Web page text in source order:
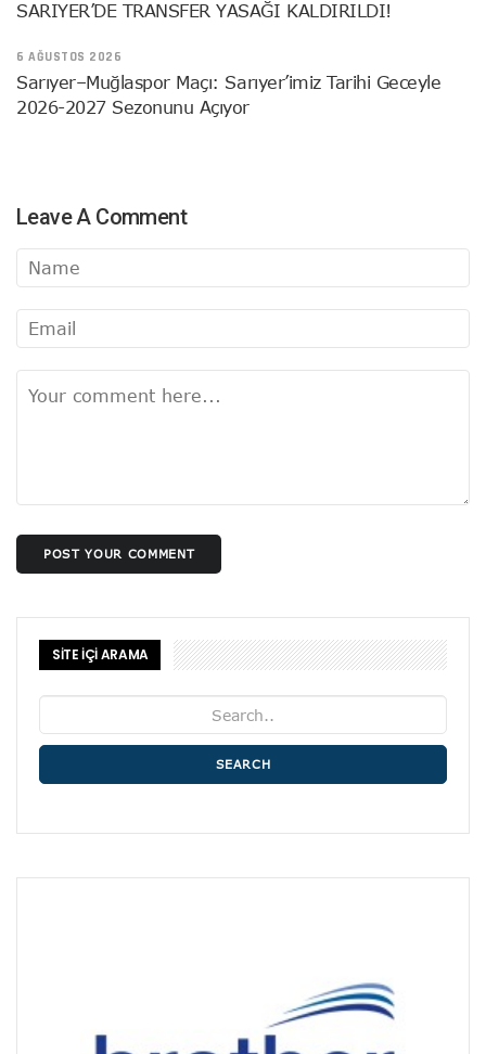
SARIYER’DE TRANSFER YASAĞI KALDIRILDI!
6 AĞUSTOS 2026
Sarıyer–Muğlaspor Maçı: Sarıyer’imiz Tarihi Geceyle
2026-2027 Sezonunu Açıyor
Leave A Comment
POST YOUR COMMENT
SİTE İÇİ ARAMA
SEARCH